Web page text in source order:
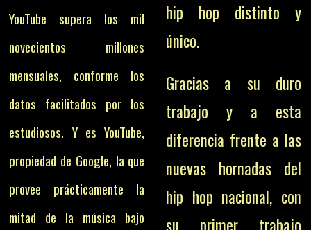
YouTube supera los mil
novecientos millones
mensuales, conforme los
datos facilitados por los
estudiosos. Y esYouTube,
propiedad de Google, la que
provee prácticamente la
mitad de la música bajo
hip hop distinto y
único.
Gracias a su duro
trabajo y a esta
diferencia frente a las
nuevas hornadas del
hip hop nacional, con
su primer trabajo